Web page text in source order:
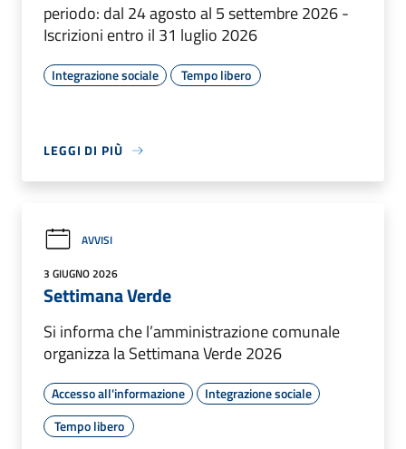
periodo: dal 24 agosto al 5 settembre 2026 -
Iscrizioni entro il 31 luglio 2026
Integrazione sociale Tempo libero
LEGGI DI PIÙ
AVVISI
3 GIUGNO 2026
Settimana Verde
Si informa che l’amministrazione comunale
organizza la Settimana Verde 2026
Accesso all'informazione
Integrazione sociale
Tempo libero